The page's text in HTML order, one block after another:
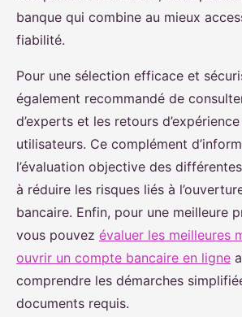
banque qui combine au mieux
fiabilité.
Pour une sélection efficace et
également recommandé de
d’experts et les retours d’expérience
utilisateurs. Ce complément
l’évaluation objective des
à réduire les risques liés à
bancaire. Enfin, pour une meilleure
vous pouvez évaluer les meilleures
ouvrir un compte bancaire en ligne
comprendre les démarches
documents requis.